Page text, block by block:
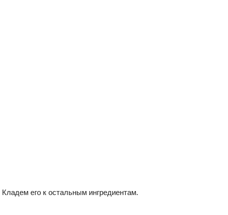
его к остальным ингредиентам.